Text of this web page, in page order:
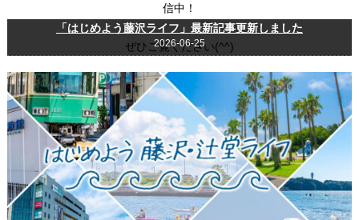
「はじめよう藤沢ライフ」最新記事更新しました
2026-06-25
信中！
ぜひご覧ください(^^)